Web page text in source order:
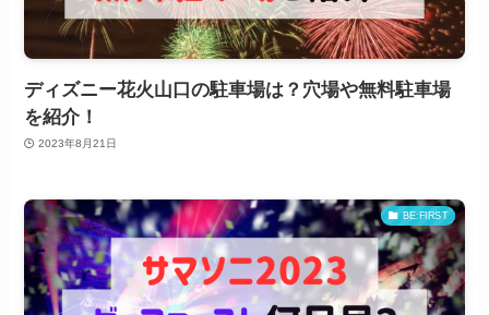
ディズニー花火山口の駐車場は？穴場や無料駐車場
を紹介！
2023年8月21日
BE:FIRST